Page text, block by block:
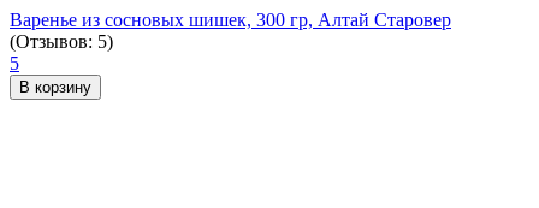
Варенье из сосновых шишек, 300 гр, Алтай Старовер
(Отзывов: 5)
5
В корзину